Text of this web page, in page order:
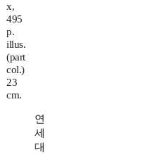
x,
495
p.
illus.
(part
col.)
23
cm.
연
세
대